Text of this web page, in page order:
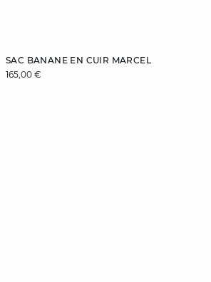
SAC BANANE EN CUIR MARCEL
165,00 €